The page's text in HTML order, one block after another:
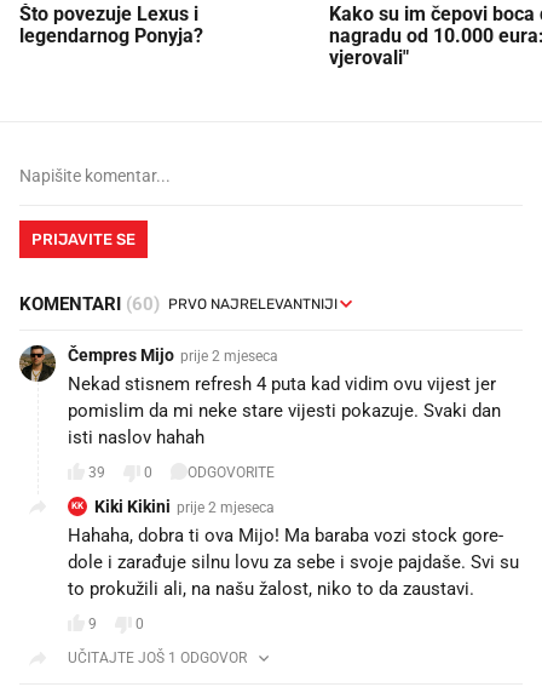
Što povezuje Lexus i
legendarnog Ponyja?
Kako su im čepovi boca
nagradu od 10.000
vjerovali"
PRIJAVITE SE
KOMENTARI (60)
Čempres Mijo prije 2 mjeseca
Nekad stisnem refresh 4 puta kad vidim ovu vijest jer
pomislim da mi neke stare vijesti pokazuje. Svaki dan
isti naslov hahah
39 0 ODGOVORITE
KK Kiki Kikini prije 2 mjeseca
Hahaha, dobra ti ova Mijo! Ma baraba vozi stock gore-
dole i zarađuje silnu lovu za sebe i svoje pajdaše. Svi su
to prokužili ali, na našu žalost, niko to da zaustavi.
9
0
UČITAJTE JOŠ 1 ODGOVOR